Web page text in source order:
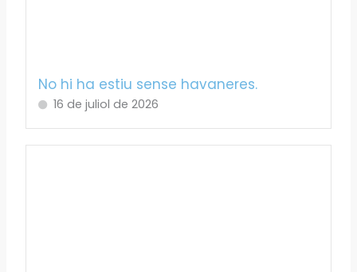
No hi ha estiu sense havaneres.
16 de juliol de 2026